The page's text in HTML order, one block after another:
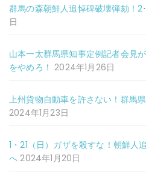
群馬の森朝鮮人追悼碑破壊弾劾！2
日
山本一太群馬県知事定例記者会見
をやめろ！ 2024年1月26日
上州貨物自動車を許さない！群馬
2024年1月23日
1・21（日）ガザを殺すな！朝鮮人
へ 2024年1月20日